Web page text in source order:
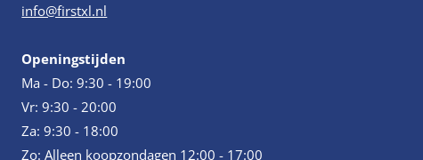
info@firstxl.nl
Openingstijden
Ma - Do: 9:30 - 19:00
Vr: 9:30 - 20:00
Za: 9:30 - 18:00
Zo: Alleen koopzondagen 12:00 - 17:00